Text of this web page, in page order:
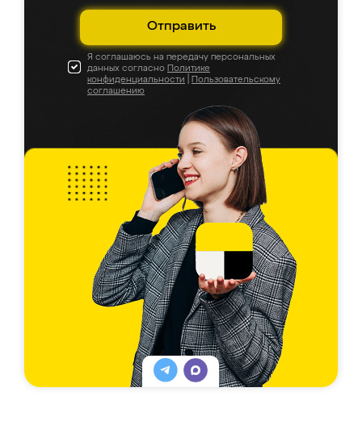
Отправить
Я соглашаюсь на передачу персональных
данных согласно Политике
конфиденциальности
Пользовательскому
соглашению